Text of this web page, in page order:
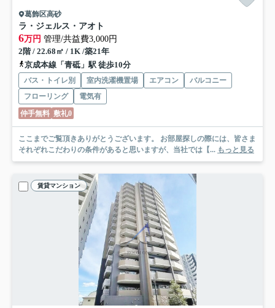
葛飾区高砂
ラ・ジェルス・アオト
6万円 管理/共益費3,000円
2階 / 22.68㎡ / 1K /築21年
京成本線「青砥」駅 徒歩10分
バス・トイレ別 室内洗濯機置場 エアコン
バルコニー
フローリング
電気有
仲手無料 敷礼0
ここまでご覧頂きありがとうございます。 お部屋探しの際には、皆さま
それぞれこだわりの条件があると思いますが、当社では【... もっと見る
賃貸マンション